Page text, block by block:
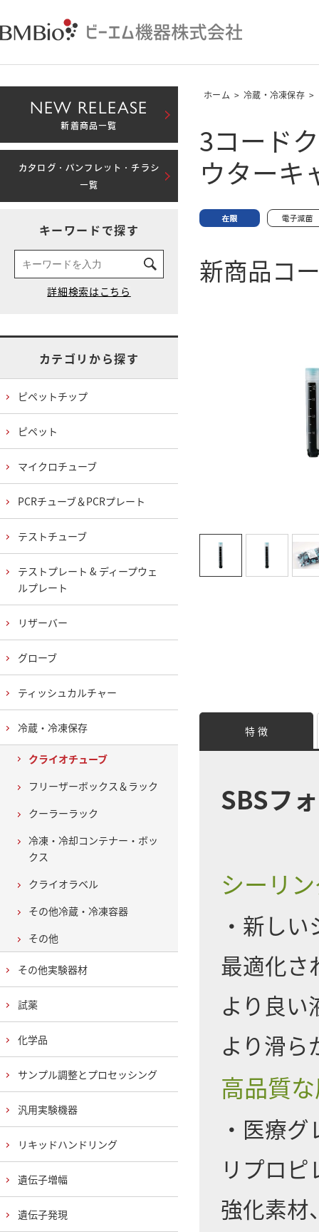
ホーム > 冷蔵・冷凍保存 >
3コード
ウター
新商品コ
特 徴
SBSフ
シーリ
・新し
最適化さ
より良い
より滑ら
高品質
・医療
リプロ
強化素材
NEW RELEASE
新着商品一覧
カタログ・パンフレット・チラシ
一覧
キーワードで探す
カテゴリから探す
ピペットチップ
ピペット
マイクロチューブ
PCRチューブ＆PCRプレート
テストチューブ
テストプレート & ディープウェ
ルプレート
リザーバー
グローブ
ティッシュカルチャー
冷蔵・冷凍保存
クライオチューブ
フリーザーボックス＆ラック
クーラーラック
冷凍・冷却コンテナー・ボッ
クス
クライオラベル
その他冷蔵・冷凍容器
その他
その他実験器材
試薬
化学品
サンプル調整とプロセッシング
汎用実験機器
リキッドハンドリング
遺伝子増幅
遺伝子発現